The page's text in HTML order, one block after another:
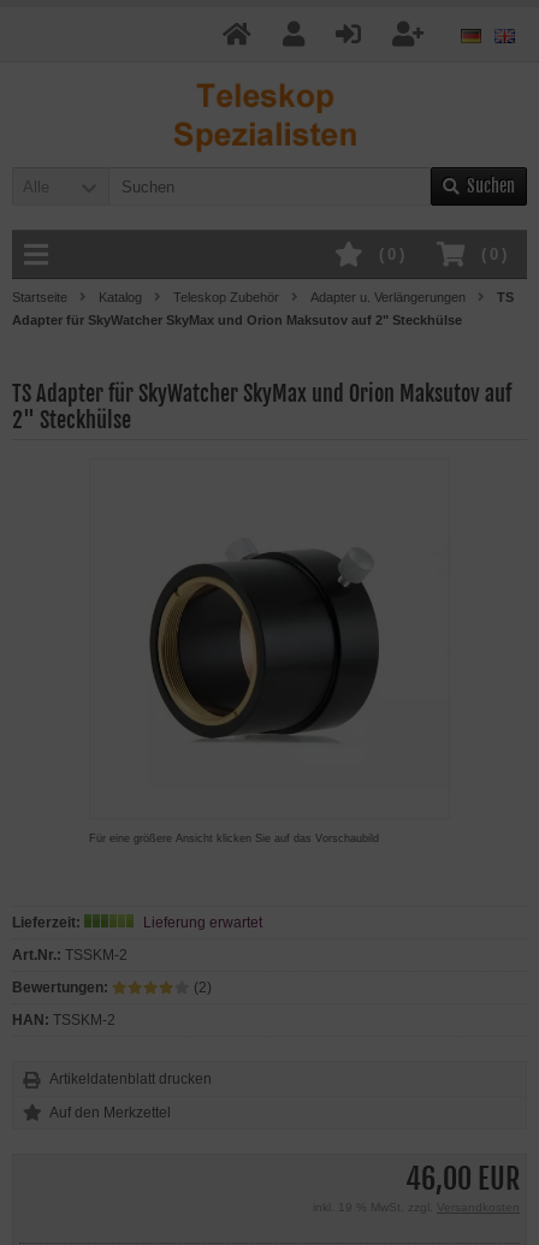
Alle Suchen
( 0 )
( 0 )
Startseite Katalog Teleskop Zubehör Adapter u. Verlängerungen
TS
Adapter für SkyWatcher SkyMax und Orion Maksutov auf 2" Steckhülse
TS Adapter für SkyWatcher SkyMax und Orion Maksutov auf
2" Steckhülse
Für eine größere Ansicht klicken Sie auf das Vorschaubild
46,00 EUR
inkl. 19 % MwSt. zzgl. Versandkosten
Lieferzeit:
Lieferung erwartet
Art.Nr.: TSSKM-2
Bewertungen:
(2)
HAN: TSSKM-2
Artikeldatenblatt drucken